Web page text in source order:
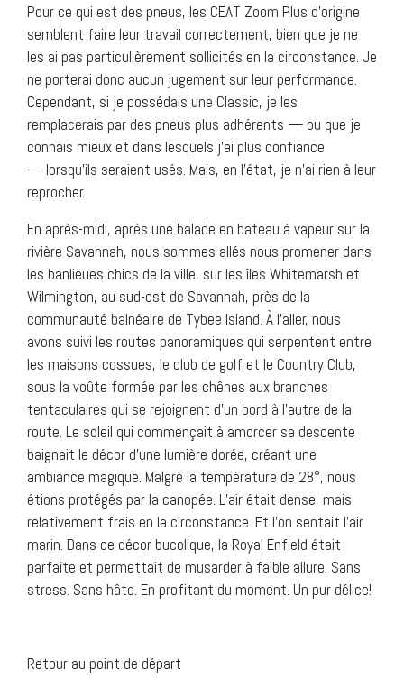
Pour ce qui est des pneus, les CEAT Zoom Plus d’origine
semblent faire leur travail correctement, bien que je ne
les ai pas particulièrement sollicités en la circonstance. Je
ne porterai donc aucun jugement sur leur performance.
Cependant, si je possédais une Classic, je les
remplacerais par des pneus plus adhérents — ou que je
connais mieux et dans lesquels j’ai plus confiance
— lorsqu’ils seraient usés. Mais, en l’état, je n’ai rien à leur
reprocher.
En après-midi, après une balade en bateau à vapeur sur la
rivière Savannah, nous sommes allés nous promener dans
les banlieues chics de la ville, sur les îles Whitemarsh et
Wilmington, au sud-est de Savannah, près de la
communauté balnéaire de Tybee Island. À l’aller, nous
avons suivi les routes panoramiques qui serpentent entre
les maisons cossues, le club de golf et le Country Club,
sous la voûte formée par les chênes aux branches
tentaculaires qui se rejoignent d’un bord à l’autre de la
route. Le soleil qui commençait à amorcer sa descente
baignait le décor d’une lumière dorée, créant une
ambiance magique. Malgré la température de 28°, nous
étions protégés par la canopée. L’air était dense, mais
relativement frais en la circonstance. Et l’on sentait l’air
marin. Dans ce décor bucolique, la Royal Enfield était
parfaite et permettait de musarder à faible allure. Sans
stress. Sans hâte. En profitant du moment. Un pur délice!
Retour au point de départ